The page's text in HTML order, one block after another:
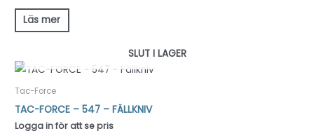
Läs mer
SLUT I LAGER
Tac-Force
TAC-FORCE – 547 – FÄLLKNIV
Logga in för att se pris